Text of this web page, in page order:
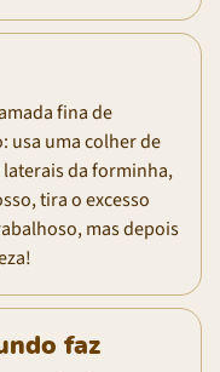
fina de
usa uma colher de
da forminha,
tira o excesso
mas depois
faz